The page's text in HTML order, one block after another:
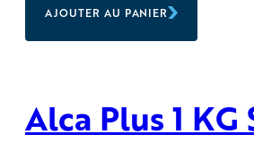
AJOUTER AU PANIER
Alca Plus 1 KG